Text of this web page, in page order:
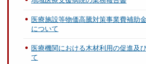
医療施設等物価高騰対策事業費補助
について
医療機関における木材利用の促進及
て